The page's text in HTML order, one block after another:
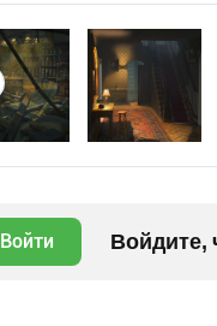
Войти Войдите,